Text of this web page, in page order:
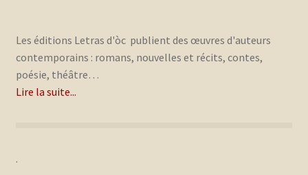
Les éditions Letras d'òc publient des œuvres d'auteurs
contemporains : romans, nouvelles et récits, contes,
poésie, théâtre…
Lire la suite...
.